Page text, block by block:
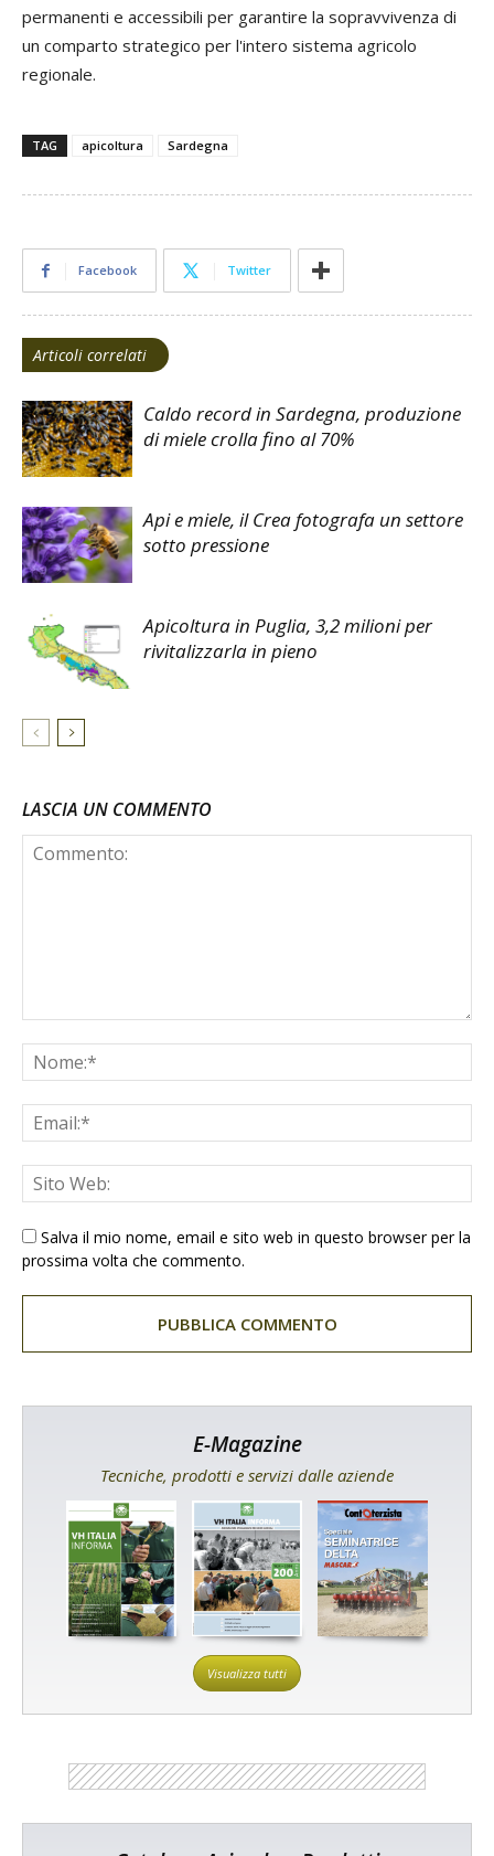
permanenti e accessibili per garantire la sopravvivenza di
un comparto strategico per l'intero sistema agricolo
regionale.
TAG apicoltura Sardegna
Facebook Twitter
Articoli correlati
Caldo record in Sardegna, produzione
di miele crolla fino al 70%
Api e miele, il Crea fotografa un settore
sotto pressione
Apicoltura in Puglia, 3,2 milioni per
rivitalizzarla in pieno
LASCIA UN COMMENTO
Salva il mio nome, email e sito web in questo browser per la
prossima volta che commento.
E-Magazine
Tecniche, prodotti e servizi dalle aziende
Visualizza tutti